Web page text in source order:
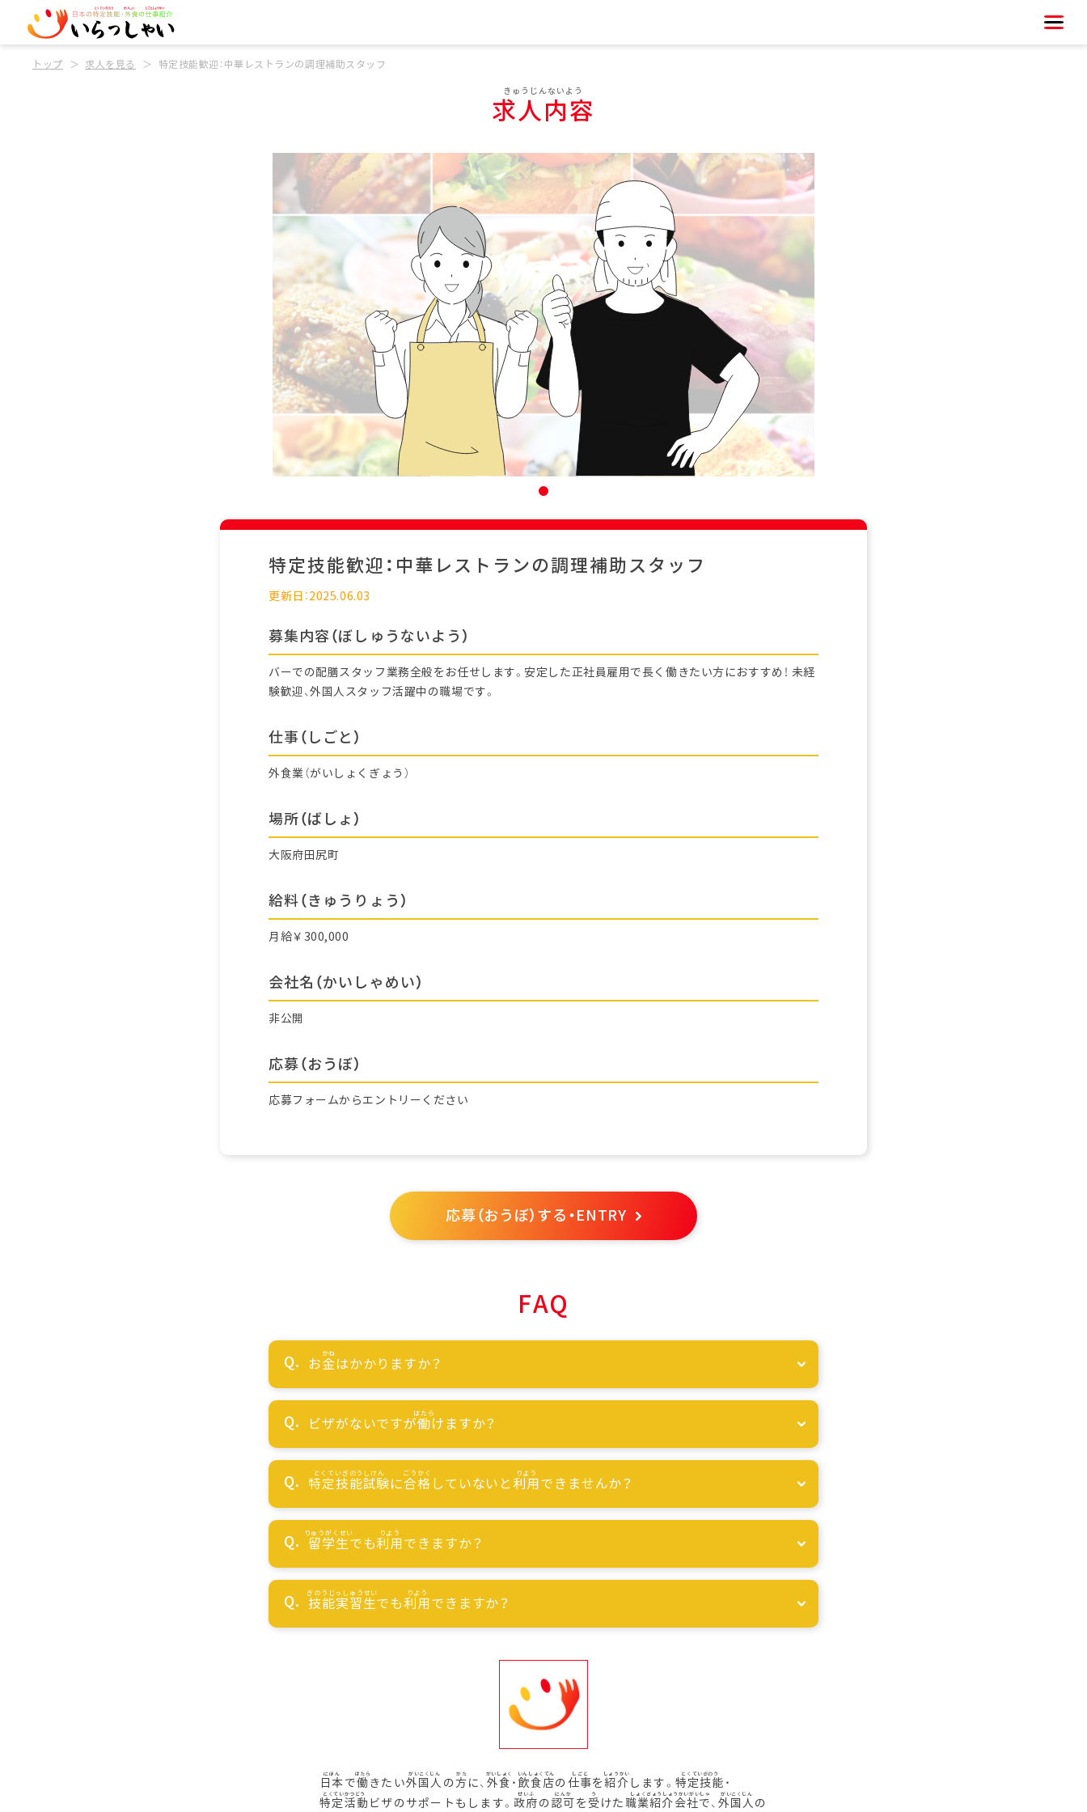
トップ 求人を見る 特定技能歓迎：中華レストランの調理補助スタッフ
求人内容
特定技能歓迎：中華レストランの調理補助スタッフ
更新日：2025.06.03
募集内容（ぼしゅうないよう）
バーでの配膳スタッフ業務全般をお任せします。安定した正社員雇用で長く働きたい方におすすめ！ 未経
験歓迎、外国人スタッフ活躍中の職場です。
仕事（しごと）
外食業（がいしょくぎょう）
場所（ばしょ）
大阪府田尻町
給料（きゅうりょう）
月給￥300,000
会社名（かいしゃめい）
非公開
応募（おうぼ）
応募フォームからエントリーください
応募（おうぼ）する・ENTRY
FAQ
お金はかかりますか？
ビザがないですが働けますか？
特定技能試験に合格 していないと利用できませんか？
留学生でも利用できますか？
技能実習生でも利用できますか？
日本で働きたい外国人 の方に、 外食 ・ 飲食店の 仕事を紹介 します。 特定技能 ・
特定活動 ビザのサポートもします。政府の 認可を受 けた 職業紹介会社で、 外国人の